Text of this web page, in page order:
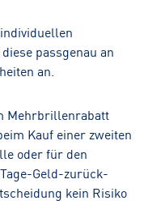
passgenau an
an.
Mehrbrillenrabatt
Kauf einer zweiten
oder für den
Geld-zurück-
kein Risiko